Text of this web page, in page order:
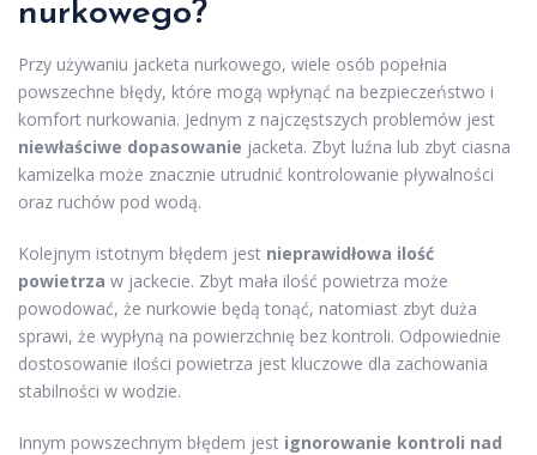
nurkowego?
Przy używaniu jacketa nurkowego, wiele osób popełnia
powszechne błędy, które mogą wpłynąć na bezpieczeństwo i
komfort nurkowania. Jednym z najczęstszych problemów jest
niewłaściwe dopasowanie jacketa. Zbyt luźna lub zbyt ciasna
kamizelka może znacznie utrudnić kontrolowanie pływalności
oraz ruchów pod wodą.
Kolejnym istotnym błędem jest nieprawidłowa ilość
powietrza w jackecie. Zbyt mała ilość powietrza może
powodować, że nurkowie będą tonąć, natomiast zbyt duża
sprawi, że wypłyną na powierzchnię bez kontroli. Odpowiednie
dostosowanie ilości powietrza jest kluczowe dla zachowania
stabilności w wodzie.
Innym powszechnym błędem jest ignorowanie kontroli nad